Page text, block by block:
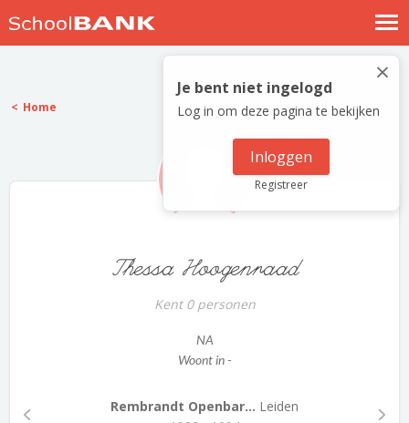
Nostalgische verhalen
Log in
Meld je gratis aan
×
Je bent niet ingelogd
Log in om deze pagina te bekijken
Inloggen
Registreer
Home
Thessa Hoogenraad
Kent 0 personen
NA
Woont in -
Rembrandt Openbar... Leiden